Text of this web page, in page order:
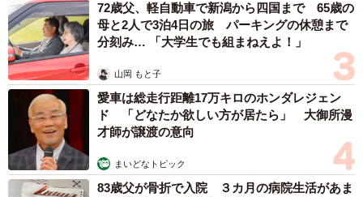
扉の前に座っている隣人の息子 ©️芳野嗣/講談社
72歳父、軽自動車で新潟から四国まで 65歳の
母と2人で3泊4日の旅 パーキングの休憩まで
分刻み… 「大学生でも組まねえよ！」
山岡 もと子
愛車は総走行距離17万キロのホンダレジェン
ド 「どなたか欲しい方が居たら」 大御所漫
才師が譲渡の意向
まいどなトピック
83歳父が骨折で入院 ３カ月の病院生活があま